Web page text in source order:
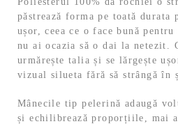
păstrează forma pe toată durata
ușor, ceea ce o face bună
nu ai ocazia să o dai la netezit.
urmărește talia și se lărgește
vizual silueta fără să strângă în
Mânecile tip pelerină adaugă
și echilibrează proporțiile, mai